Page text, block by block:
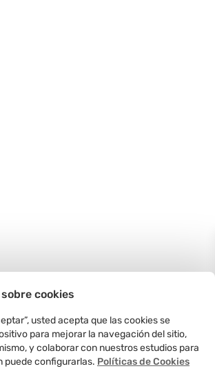
cookies
usted acepta que las cookies se
para mejorar la navegación del sitio,
y colaborar con nuestros estudios para
puede configurarlas. Políticas de Cookies